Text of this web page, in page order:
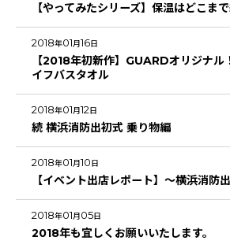
【やってみたシリーズ】保温はどこま
2018年01月16日
【2018年初新作】GUARDオリジナル
イフバスタオル
2018年01月12日
続 横浜消防出初式 乗り物編
2018年01月10 日
【イベント出店レポート】～横浜消防
2018年01月 05日
2018年も宜しくお願いいたします。